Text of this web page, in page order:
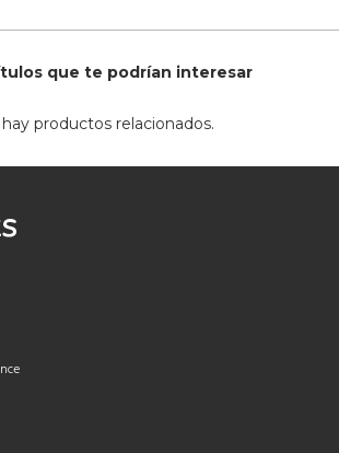
que te podrían interesar
productos relacionados.